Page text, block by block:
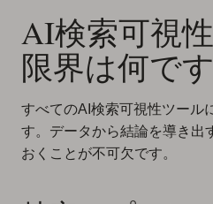
AI検索可視
限界は何で
すべてのAI検索可視性ツール
す。データから結論を導き出
おくことが不可欠です。